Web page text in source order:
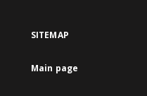
SITEMAP
Main page